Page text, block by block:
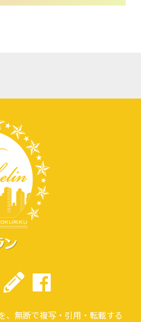
、無断で複写・引用・転載する